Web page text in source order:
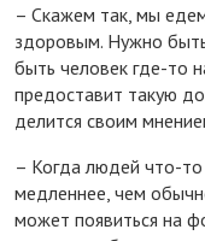
– Скажем так, мы
здоровым. Нужно
быть человек где-то
предоставит такую
делится своим
– Когда людей что-то
медленнее, чем
может появиться на